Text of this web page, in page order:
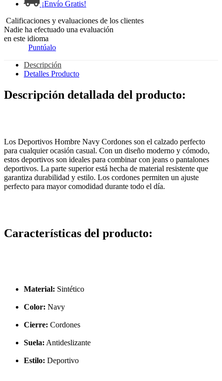
¡Envío Gratis!
Calificaciones y evaluaciones de los clientes
Nadie ha efectuado una evaluación
en este idioma
Puntúalo
Descripción
Detalles Producto
Descripción detallada del producto:
Los Deportivos Hombre Navy Cordones son el calzado perfecto
para cualquier ocasión casual. Con un diseño moderno y cómodo,
estos deportivos son ideales para combinar con jeans o pantalones
deportivos. La parte superior está hecha de material resistente que
garantiza durabilidad y estilo. Los cordones permiten un ajuste
perfecto para mayor comodidad durante todo el día.
Características del producto:
Material: Sintético
Color: Navy
Cierre: Cordones
Suela: Antideslizante
Estilo: Deportivo